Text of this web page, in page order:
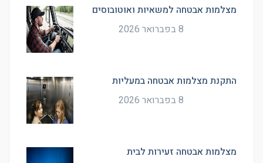
מצלמות אבטחה למשאיות ואוטובוסים
8 בפברואר 2026
התקנת מצלמות אבטחה במעליות
8 בפברואר 2026
מצלמות אבטחה זעירות לבית